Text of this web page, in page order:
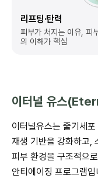
리프팅·탄력
피부가 처지는 이유, 피
의 이해가 핵심
이터널 유스(
이터널유스는 줄기세
재생 기반을 강화하고,
피부 환경을 구조적으
안티에이징 프로그램입